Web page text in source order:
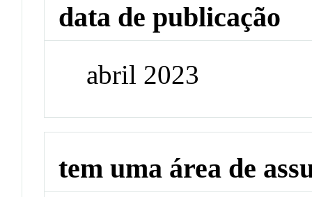
data de publicação
abril 2023
tem uma área de